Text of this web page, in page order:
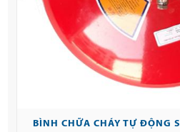
BÌNH CHỮA CHÁY TỰ ĐỘNG